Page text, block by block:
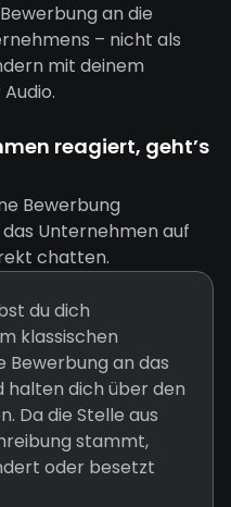
an die
– nicht als
mit deinem
reagiert, geht’s
Bewerbung
Unternehmen auf
chatten.
du dich
klassischen
Bewerbung an das
halten dich über den
Da die Stelle aus
stammt,
oder besetzt